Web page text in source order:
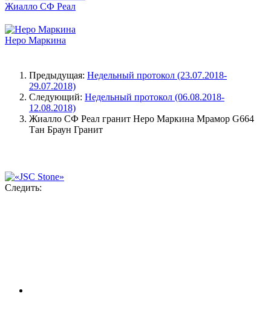
Жиалло СФ Реал
Неро Маркина
Предыдущая: Недельный протокол (23.07.2018-
29.07.2018)
Следующий: Недельный протокол (06.08.2018-
12.08.2018)
Жиалло СФ Реал гранит Неро Маркина Мрамор G664
Тан Браун Гранит
Следить: